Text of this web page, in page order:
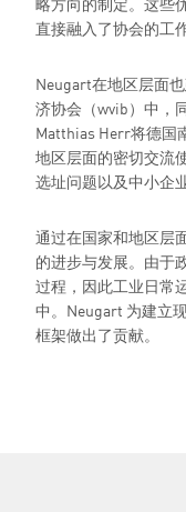
直接融入了协会的工作
Neugart在地区层面
济协会（wvib）中，
Matthias Herr将德国
地区层面的密切交流
选址问题以及中小企
通过在国家和地区层
的进步与发展。由于
过程，因此工业日常
中。Neugart 为建立
框架做出了贡献。